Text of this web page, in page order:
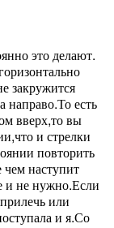
это делают.
закружится
есть
вверх,то вы
и стрелки
повторить
наступит
и не нужно.Если
или
и я.Со